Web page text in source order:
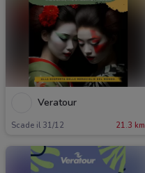
Veratour
Scade il 31/12 21.3 km